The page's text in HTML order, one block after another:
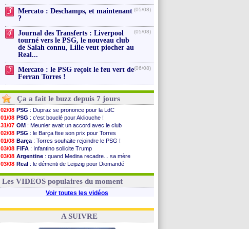
3
Mercato : Deschamps, et maintenant
?
(05/08)
4
Journal des Transferts : Liverpool
tourné vers le PSG, le nouveau club
de Salah connu, Lille veut piocher au
Real...
(05/08)
5
Mercato : le PSG reçoit le feu vert de
Ferran Torres !
(06/08)
Ça a fait le buzz depuis 7 jours
02/08 PSG : Dupraz se prononce pour la LdC
01/08 PSG : c'est bouclé pour Akliouche !
31/07 OM : Meunier avait un accord avec le club
02/08 PSG : le Barça fixe son prix pour Torres
01/08 Barça : Torres souhaite rejoindre le PSG !
03/08 FIFA : Infantino sollicite Trump
03/08 Argentine : quand Medina recadre... sa mère
03/08 Real : le démenti de Leipzig pour Diomandé
31/07 FIFA: le conseiller d'Infantino démissionne !
Les VIDEOS populaires du moment
Voir toutes les vidéos
A SUIVRE